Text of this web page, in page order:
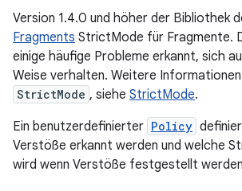
Version 1.4.0 und höher der Bibliothek
Fragments StrictMode für Fragmente.
einige häufige Probleme erkannt, sich
Weise verhalten. Weitere
StrictMode , siehe StrictMode.
Ein benutzerdefinierter Policy
Verstöße erkannt werden und welche
wird wenn Verstöße festgestellt